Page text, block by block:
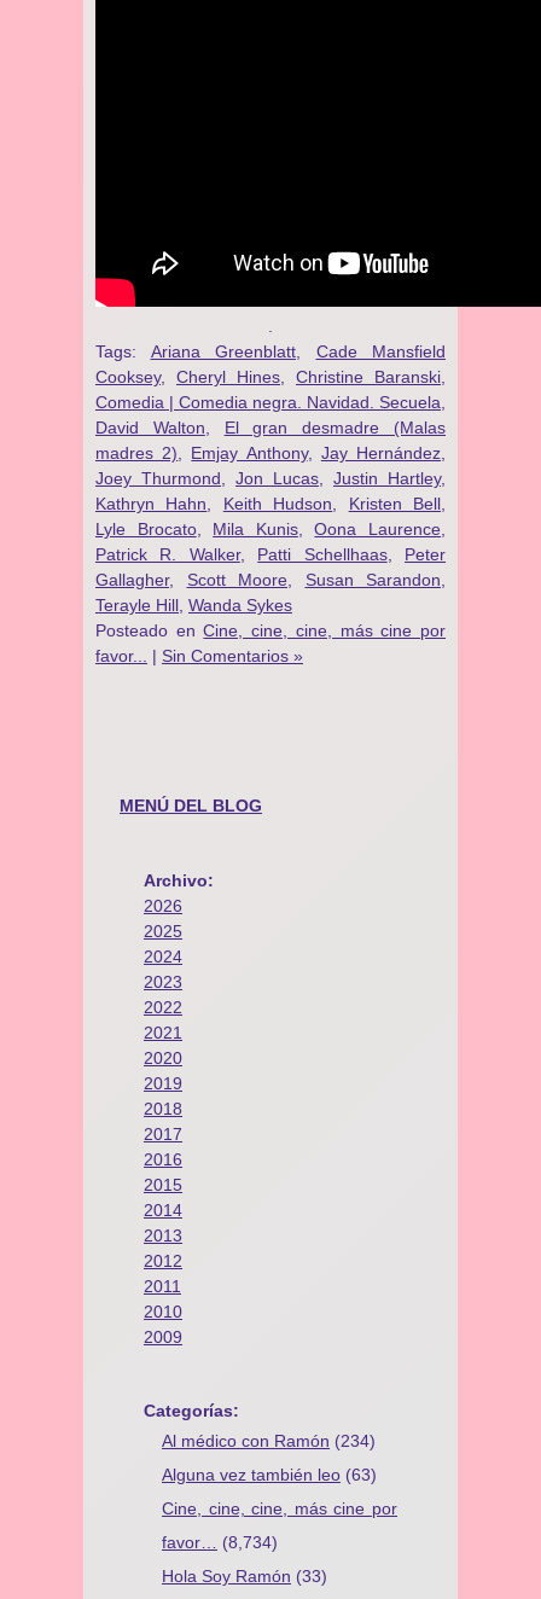
Tags: Ariana Greenblatt
Cade Mansfield
Cooksey, Cheryl Hines Christine Baranski
Comedia | Comedia negra. Navidad. Secuela
David Walton
El gran desmadre (Malas
madres 2)
Emjay Anthony, Jay Hernández
Joey Thurmond
Jon Lucas Justin Hartley,
Kathryn Hahn
Keith Hudson Kristen Bell
Lyle Brocato, Mila Kunis,Oona Laurence
Patrick R. Walker, Patti Schellhaas, Peter
Gallagher, Scott Moore Susan Sarandon
Terayle Hill Wanda Sykes
Posteado enCine, cine, cine, más cine por
favor...
| Sin Comentarios »
MENÚ DEL BLOG
Archivo:
2026
2025
2024
2023
2022
2021
2020
2019
2018
2017
2016
2015
2014
2013
2012
2011
2010
2009
Categorías:
Al médico con Ramón (234)
Alguna vez también leo (63)
Cine, cine, cine, más cine por
favor…
(8,734)
Hola Soy Ramón (33)